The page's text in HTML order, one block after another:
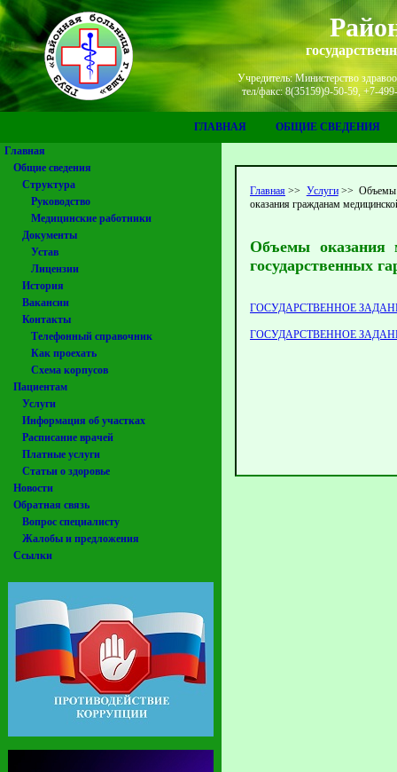
Учредитель: Министерство
тел/факс: 8(35159)9-50-59, +7-
ГЛАВНАЯ
ОБЩИЕ СВЕДЕНИЯ
Главная
Общие сведения
Структура
Руководство
Медицинские работники
Документы
Устав
Лицензии
История
Вакансии
Контакты
Телефонный справочник
Как проехать
Схема корпусов
Пациентам
Услуги
Информация об участках
Расписание врачей
Платные услуги
Статьи о здоровье
Новости
Обратная связь
Вопрос специалисту
Жалобы и предложения
Ссылки
Главная >> Услуги>>Объемы
оказания гражданам
Объемы оказания
государственных
ГОСУДАРСТВЕННОЕ
ГОСУДАРСТВЕННОЕ